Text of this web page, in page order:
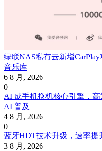
绿联NAS私有云新增
音乐库
6 8 月, 2026
0
AI 成手机换机核心引擎，
AI 普及
4 8 月, 2026
0
蓝牙HDT技术升级，速率提
3 8 月, 2026